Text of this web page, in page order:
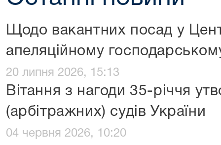
Щодо вакантних посад у
апеляційному
20 липня 2026, 15:13
Вітання з нагоди 35-річчя
(арбітражних) судів України
04 червня 2026, 10:20